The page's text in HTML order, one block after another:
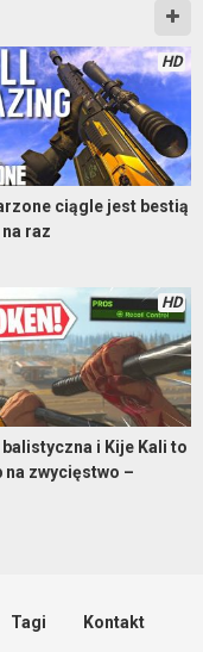
HD
ciągle jest bestią
raz
HD
i Kije Kali to
na zwycięstwo –
Tagi Kontakt